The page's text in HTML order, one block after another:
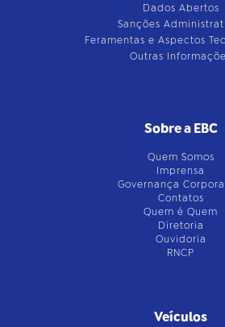
Dados Abertos
Sanções
Feramentas e Aspectos
Outras
Sobre a EBC
Quem Somos
Imprensa
Governança
Contatos
Quem é Quem
Diretoria
Ouvidoria
RNCP
Veículos